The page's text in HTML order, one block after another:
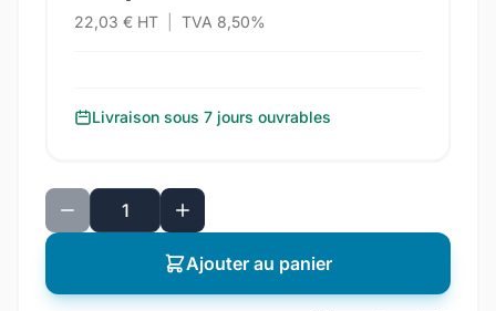
22,03 € HT TVA 8,50%
Livraison sous 7 jours ouvrables
Ajouter au panier